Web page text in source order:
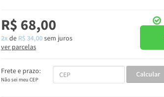
R$ 68,00
2x de R$ 34,00sem juros
ver parcelas
Frete e prazo:
Não sei meu CEP
Calcular